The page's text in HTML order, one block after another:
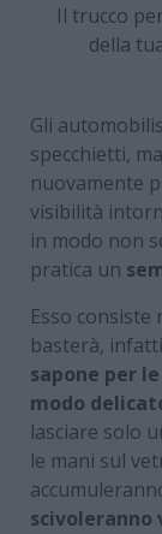
Il trucco
della
Gli
specchietti,
nuovamente
visibilità
in modo non
pratica un
Esso consiste
basterà,
sapone per
modo
lasciare solo
le mani sul
scivoleranno